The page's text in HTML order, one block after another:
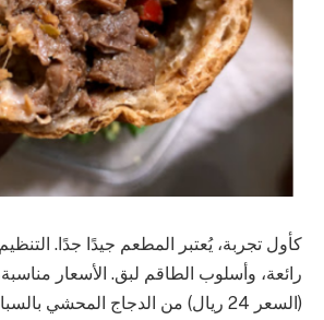
كأول تجربة، يُعتبر المطعم جيدًا جدًا.
رائعة، وأسلوب الطاقم لبق. الأسعار
(السعر 24 ريال) من الدجاج المحشي